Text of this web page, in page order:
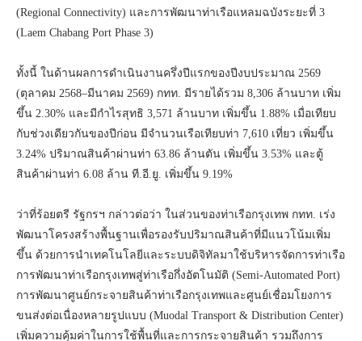
(Regional Connectivity) และการพัฒนาท่าเรือแหลมฉบังระยะที่ 3
(Laem Chabang Port Phase 3)
ทั้งนี้ ในด้านผลการดำเนินงานครึ่งปีแรกของปีงบประมาณ 2569
(ตุลาคม 2568–มีนาคม 2569) กทท. มีรายได้รวม 8,306 ล้านบาท เพิ่ม
ขึ้น 2.30% และมีกำไรสุทธิ 3,571 ล้านบาท เพิ่มขึ้น 1.88% เมื่อเทียบ
กับช่วงเดียวกันของปีก่อน มีจำนวนเรือเทียบท่า 7,610 เที่ยว เพิ่มขึ้น
3.24% ปริมาณสินค้าผ่านท่า 63.86 ล้านตัน เพิ่มขึ้น 3.53% และตู้
สินค้าผ่านท่า 6.08 ล้าน ที.อี.ยู. เพิ่มขึ้น 9.19%
ว่าที่ร้อยตรี รัฐกรฯ กล่าวต่อว่า ในส่วนของท่าเรือกรุงเทพ กทท. เร่ง
พัฒนาโครงสร้างพื้นฐานเพื่อรองรับปริมาณสินค้าที่มีแนวโน้มเพิ่ม
ขึ้น ด้วยการนำเทคโนโลยีและระบบดิจิทัลมาใช้บริหารจัดการท่าเรือ
การพัฒนาท่าเรือกรุงเทพสู่ท่าเรือกึ่งอัตโนมัติ (Semi-Automated Port)
การพัฒนาศูนย์กระจายสินค้าท่าเรือกรุงเทพและศูนย์เชื่อมโยงการ
ขนส่งต่อเนื่องหลายรูปแบบ (Muodal Transport & Distribution Center)
เพิ่มความคุ้มค่าในการใช้พื้นที่และการกระจายสินค้า รวมถึงการ